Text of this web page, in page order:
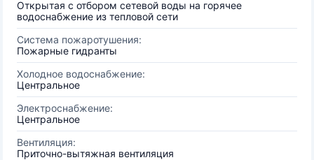
Открытая с отбором сетевой воды на горячее
водоснабжение из тепловой сети
Система пожаротушения:
Пожарные гидранты
Холодное водоснабжение:
Центральное
Электроснабжение:
Центральное
Вентиляция:
Приточно-вытяжная вентиляция